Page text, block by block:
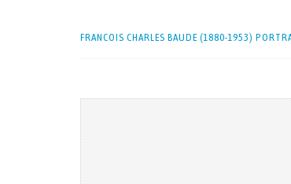
FRANCOIS CHARLES BAUDE (1880-1953)